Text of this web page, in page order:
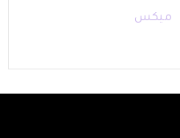
ميكس